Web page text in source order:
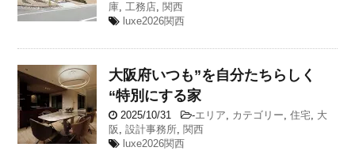
庫,工務店, 関西
luxe2026関西
大阪府いつも”を自分たちらしく
“特別にする家
2025/10/31 -エリア, カテゴリー,住宅, 大
阪 ,設計事務所, 関西
luxe2026関西